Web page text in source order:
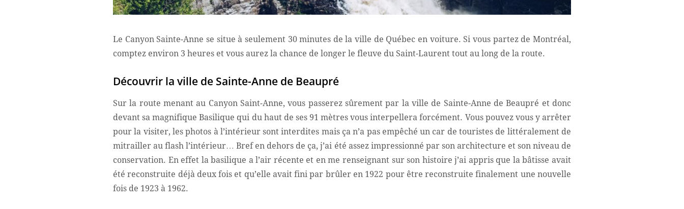
Le Canyon Sainte-Anne se situe à seulement 30 minutes de la ville de Québec en voiture. Si vous partez de Montréal,
comptez environ 3 heures et vous aurez la chance de longer le fleuve du Saint-Laurent tout au long de la route.
Découvrir la ville de Sainte-Anne de Beaupré
Sur la route menant au Canyon Saint-Anne, vous passerez sûrement par la ville de Sainte-Anne de Beaupré et donc
devant sa magnifique Basilique qui du haut de ses 91 mètres vous interpellera forcément. Vous pouvez vous y arrêter
pour la visiter, les photos à l’intérieur sont interdites mais ça n’a pas empêché un car de touristes de littéralement de
mitrailler au flash l’intérieur… Bref en dehors de ça, j’ai été assez impressionné par son architecture et son niveau de
conservation. En effet la basilique a l’air récente et en me renseignant sur son histoire j’ai appris que la bâtisse avait
été reconstruite déjà deux fois et qu’elle avait fini par brûler en 1922 pour être reconstruite finalement une nouvelle
fois de 1923 à 1962.